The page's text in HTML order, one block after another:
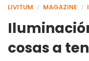
LIVITUM / MAGAZINE /
cosas a